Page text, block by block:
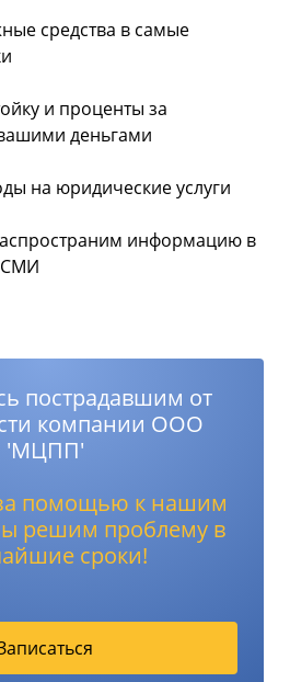
средства в самые
и проценты за
деньгами
на юридические услуги
информацию в
СМИ
пострадавшим от
компании ООО
'МЦПП'
помощью к нашим
решим проблему в
сроки!